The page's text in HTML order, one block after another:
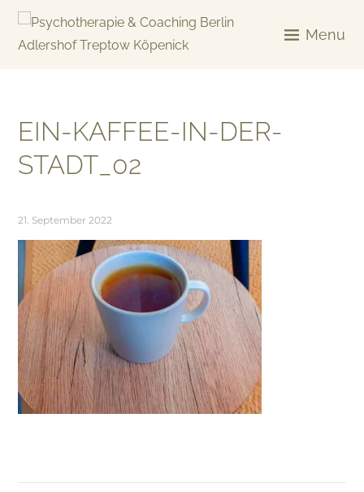
Skip
Menu
EIN-KAFFEE-IN-DER-
STADT_02
21. September 2022